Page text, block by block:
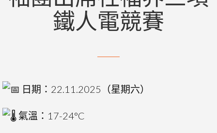
鐵人電競賽
日期：22.11.2025（星期六）
氣溫：17-24°C